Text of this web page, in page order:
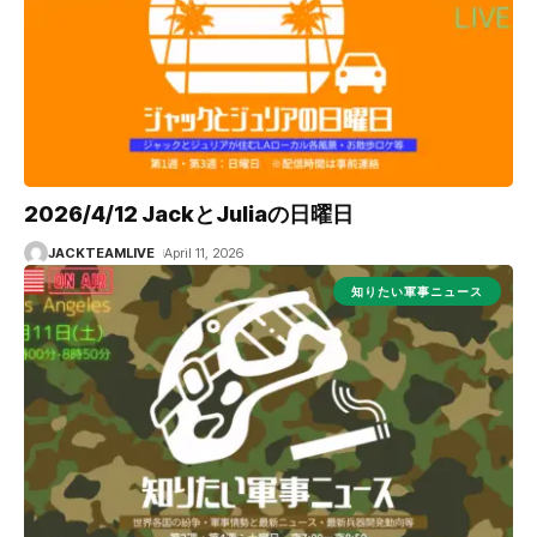
2026/4/12 JackとJuliaの日曜日
JACKTEAMLIVE April 11, 2026
知りたい軍事ニュース